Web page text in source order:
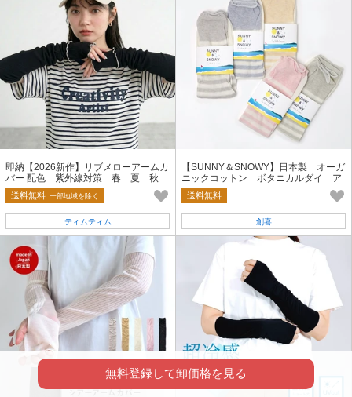
即納【2026新作】リブメローアームカ
バー 配色 紫外線対策 春 夏 秋
指抜き アウトドア 日除け
送料無料 一部地域を除く
ティムティム
【SUNNY＆SNOWY】日本製 オーガ
ニックコットン ボタニカルダイ ア
ームカバー 接触冷感 紫外線対策
送料無料
創喜
無料登録して卸価格を見る